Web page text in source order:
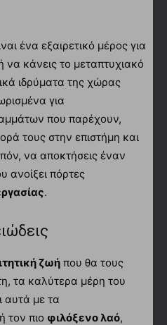
ένα εξαιρετικό μέρος για
να κάνεις το μεταπτυχιακό
ιδρύματα της χώρας
για
που παρέχουν,
τους στην επιστήμη και
να αποκτήσεις έναν
ανοίξει πόρτες
.
ζωή που θα τους
τα καλύτερα μέρη του
αυτά με τα
ή τον πιο φιλόξενο λαό,